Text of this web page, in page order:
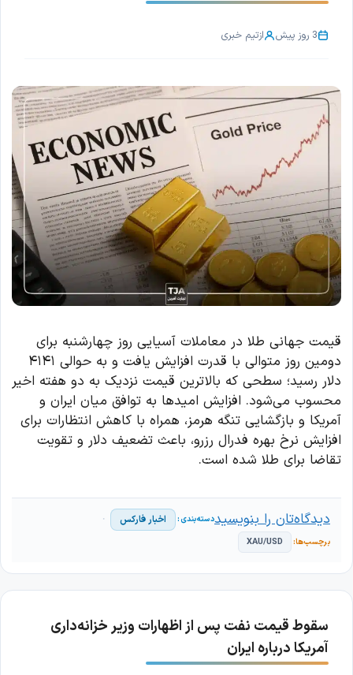
3 روز پیش ازتیم خبری
قیمت جهانی طلا در معاملات آسیایی روز چهارشنبه برای
دومین روز متوالی با قدرت افزایش یافت و به حوالی ۴۱۴۱
دلار رسید؛ سطحی که بالاترین قیمت نزدیک به دو هفته اخیر
محسوب می‌شود. افزایش امیدها به توافق میان ایران و
آمریکا و بازگشایی تنگه هرمز، همراه با کاهش انتظارات برای
افزایش نرخ بهره فدرال رزرو، باعث تضعیف دلار و تقویت
تقاضا برای طلا شده است.
اخبار فارکس
XAU/USD
دیدگاه‌تان را بنویسید
سقوط قیمت نفت پس از اظهارات وزیر خزانه‌داری
آمریکا درباره ایران